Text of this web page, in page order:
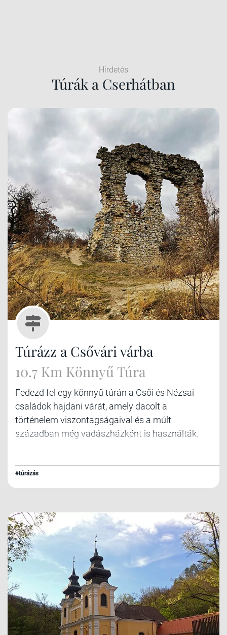
Hirdetés
Túrák a Cserhátban
Túrázz a Csővári várba
10.7 Km Könnyű Túra
Fedezd fel egy könnyű túrán a Csői és Nézsai
családok hajdani várát, amely dacolt a
történelem viszontagságaival és a múlt
században még vadászházként is használták.
túra karakterisztikája leginkább sík, néhány rövid
ámde combos emelkedővel, ideális egy családi
#túrázás